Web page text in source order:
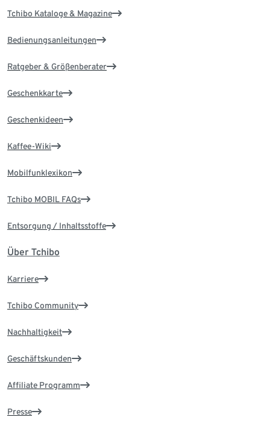
Tchibo Kataloge & Magazine
Bedienungsanleitungen
Ratgeber & Größenberater
Geschenkkarte
Geschenkideen
Kaffee-Wiki
Mobilfunklexikon
Tchibo MOBIL FAQs
Entsorgung / Inhaltsstoffe
Über Tchibo
Karriere
Tchibo Community
Nachhaltigkeit
Geschäftskunden
Affiliate Programm
Presse